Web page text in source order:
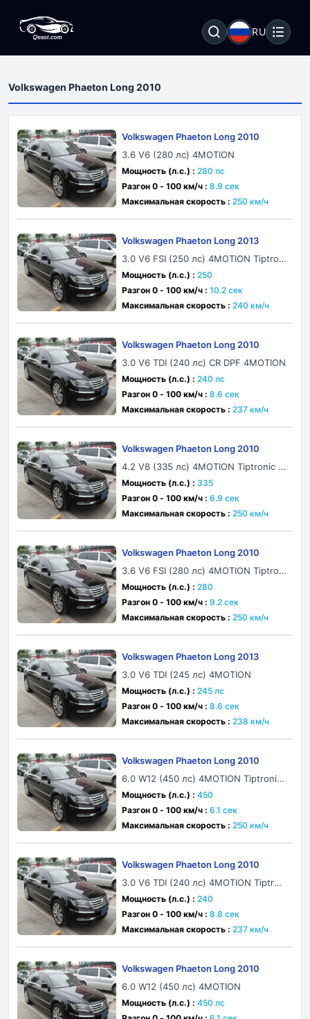
RU
Volkswagen Phaeton Long 2010
Volkswagen Phaeton Long 2010
3.6 V6 (280 лс) 4MOTION
Мощность (л.с.) : 280 лс
Разгон 0 - 100 км/ч : 8.9 сек
Максимальная скорость : 250 км/ч
Volkswagen Phaeton Long 2013
3.0 V6 FSI (250 лс) 4MOTION Tiptroni
c
Мощность (л.с.) : 250
Разгон 0 - 100 км/ч : 10.2 сек
Максимальная скорость : 240 км/ч
Volkswagen Phaeton Long 2010
3.0 V6 TDI (240 лс) CR DPF 4MOTION
Мощность (л.с.) : 240 лс
Разгон 0 - 100 км/ч : 8.6 сек
Максимальная скорость : 237 км/ч
Volkswagen Phaeton Long 2010
4.2 V8 (335 лс) 4MOTION Tiptronic 4
Seat
Мощность (л.с.) : 335
Разгон 0 - 100 км/ч : 6.9 сек
Максимальная скорость : 250 км/ч
Volkswagen Phaeton Long 2010
3.6 V6 FSI (280 лс) 4MOTION Tiptroni
c 4 Seat
Мощность (л.с.) : 280
Разгон 0 - 100 км/ч : 9.2 сек
Максимальная скорость : 250 км/ч
Volkswagen Phaeton Long 2013
3.0 V6 TDI (245 лс) 4MOTION
Мощность (л.с.) : 245 лс
Разгон 0 - 100 км/ч : 8.6 сек
Максимальная скорость : 238 км/ч
Volkswagen Phaeton Long 2010
6.0 W12 (450 лс) 4MOTION Tiptronic
4 Seat
Мощность (л.с.) : 450
Разгон 0 - 100 км/ч : 6.1 сек
Максимальная скорость : 250 км/ч
Volkswagen Phaeton Long 2010
3.0 V6 TDI (240 лс) 4MOTION Tiptron
ic 4 Seat
Мощность (л.с.) : 240
Разгон 0 - 100 км/ч : 8.8 сек
Максимальная скорость : 237 км/ч
Volkswagen Phaeton Long 2010
6.0 W12 (450 лс) 4MOTION
Мощность (л.с.) : 450 лс